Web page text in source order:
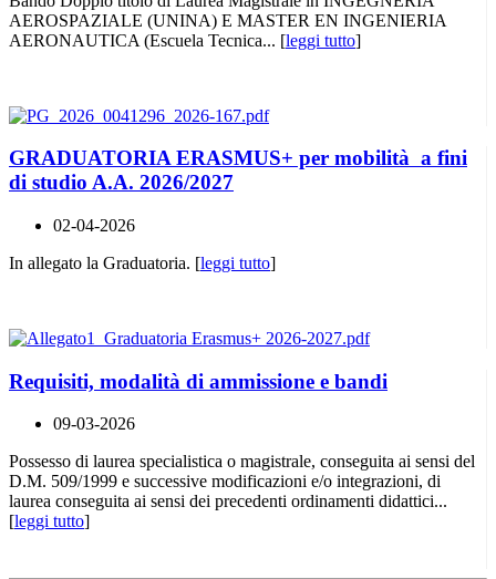
AEROSPAZIALE (UNINA) E MASTER EN INGENIERIA
AERONAUTICA (Escuela Tecnica... [leggi tutto]
GRADUATORIA ERASMUS+ per mobilità a fini
di studio A.A. 2026/2027
02-04-2026
In allegato la Graduatoria. [leggi tutto]
Requisiti, modalità di ammissione e bandi
09-03-2026
Possesso di laurea specialistica o magistrale, conseguita ai sensi del
D.M. 509/1999 e successive modificazioni e/o integrazioni, di
laurea conseguita ai sensi dei precedenti ordinamenti didattici...
[leggi tutto]